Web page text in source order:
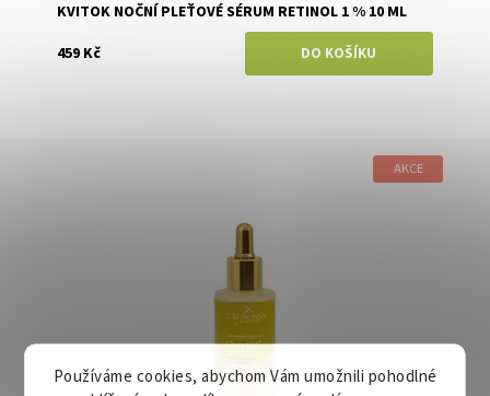
KVITOK NOČNÍ PLEŤOVÉ SÉRUM RETINOL 1 % 10 ML
459 Kč
AKCE
Používáme cookies, abychom Vám umožnili pohodlné